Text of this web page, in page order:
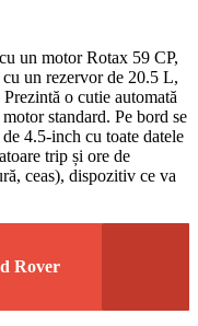
un motor Rotax 59 CP,
un rezervor de 20.5 L,
o cutie automată
standard. Pe bord se
4.5-inch cu toate datele
trip și ore de
ceas), dispozitiv ce va
Rover